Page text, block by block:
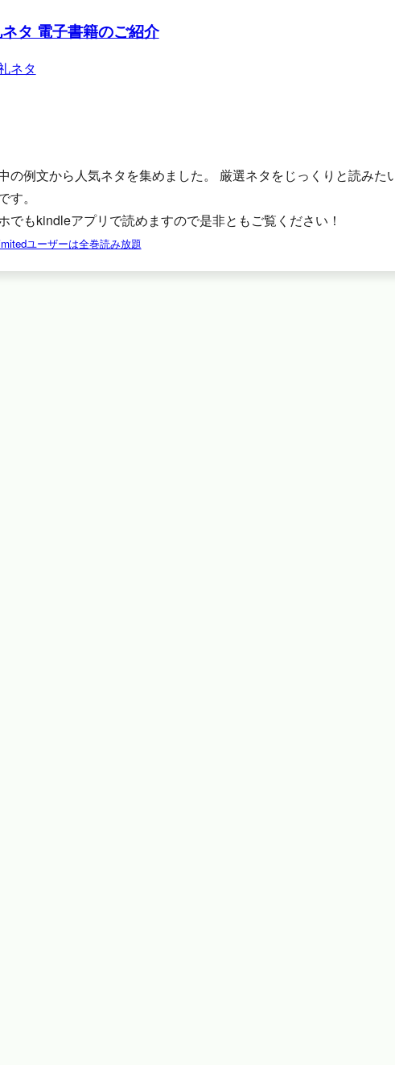
タ 電子書籍のご紹介
の例文から人気ネタを集めました。 厳選ネタをじっくりと読みた
す。
でもkindleアプリで読めますので是非ともご覧ください！
ユーザーは全巻読み放題